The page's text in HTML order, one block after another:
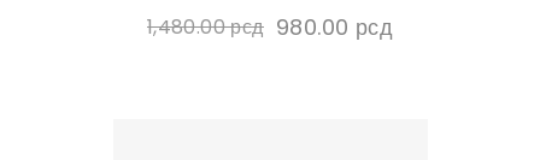
1,480.00рсд 980.00 рсд